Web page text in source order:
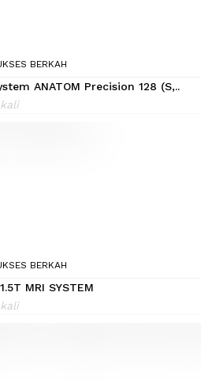
BERKAH
ANATOM Precision 128 (S,..
BERKAH
MRI SYSTEM
kali